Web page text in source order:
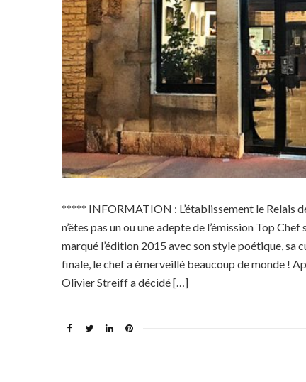
***** INFORMATION : L’établissement le Relais
n’êtes pas un ou une adepte de l’émission Top
marqué l’édition 2015 avec son style poétique, sa
finale, le chef a émerveillé beaucoup de monde !
Olivier Streiff a décidé […]